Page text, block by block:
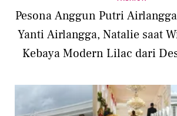
Pesona Anggun Putri
Yanti Airlangga, Natalie saat
Kebaya Modern Lilac dari